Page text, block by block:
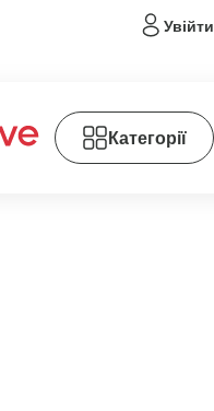
Увійти
Категорії